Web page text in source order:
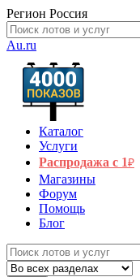
Регион Россия
Au.ru
Каталог
Услуги
Распродажа с 1₽
Магазины
Форум
Помощь
Блог